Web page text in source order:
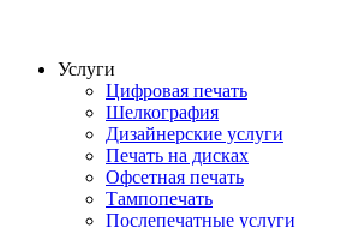
Услуги
Цифровая печать
Шелкография
Дизайнерские услуги
Печать на дисках
Офсетная печать
Тампопечать
Послепечатные услуги